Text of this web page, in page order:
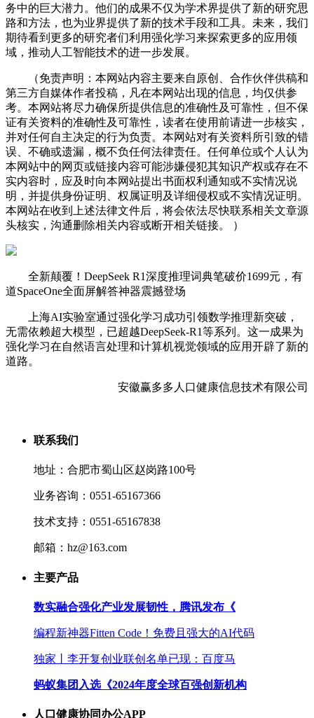
务中的巨大潜力。他们的成果不仅为学术界提供了新的研究思
路和方法，也为业界提供了新的技术手段和工具。未来，我们
期待看到更多的研究者们利用强化学习来探索更多的应用领
域，推动人工智能技术的进一步发展。
（免责声明：本网站内容主要来自原创、合作伙伴供稿和
第三方自媒体作者投稿，凡在本网站出现的信息，均仅供参
考。本网站将尽力确保所提供信息的准确性及可靠性，但不保
证有关资料的准确性及可靠性，读者在使用前请进一步核实，
并对任何自主决定的行为负责。本网站对有关资料所引致的错
误、不确或遗漏，概不负任何法律责任。任何单位或个人认为
本网站中的网页或链接内容可能涉嫌侵犯其知识产权或存在不
实内容时，应及时向本网站提出书面权利通知或不实情况说
明，并提供身份证明、权属证明及详细侵权或不实情况证明。
本网站在收到上述法律文件后，将会依法尽快联系相关文章源
头核实，沟通删除相关内容或断开相关链接。 ）
全新颠覆！DeepSeek R1深度推理词典笔破价1699元，有
道SpaceOne全面屏解答神器震撼登场
上海AI实验室通过强化学习成功引领数学推理新突破，
无需依赖超大模型，已超越DeepSeek-R1等系列。这一成果为
强化学习在自然语言处理和计算机视觉领域的应用开辟了新的
道路。
安徽赢多多人口健康信息技术有限公司
联系我们
地址：合肥市蜀山区赵岗路100号
业务咨询：0551-65167366
技术支持：0551-65167838
邮箱：hz@163.com
主要产品
数实融合强化产业发展韧性，腾讯发布《
编程新神器Fitten Code！免费且强大的AI代码
独家丨李开复创业联创名单已现：百度马
蚂蚁集团入选《2024年度全球百强创新机构
人口健康协同办公APP